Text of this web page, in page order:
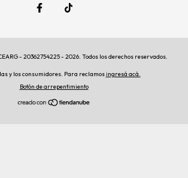
- 20362754225 - 2026. Todos los derechos reservados.
y los consumidores. Para reclamosingresá acá.
Botón de arrepentimiento